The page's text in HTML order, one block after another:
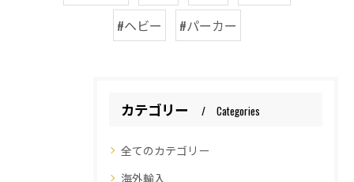
#ヘビー
#パーカー
カテゴリー Categories
全てのカテゴリー
海外輸入